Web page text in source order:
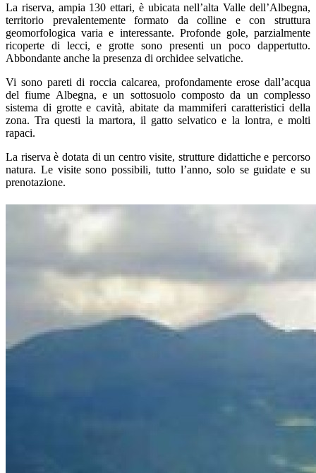
La riserva, ampia 130 ettari, è ubicata nell’alta Valle dell’Albegna,
territorio prevalentemente formato da colline e con struttura
geomorfologica varia e interessante. Profonde gole, parzialmente
ricoperte di lecci, e grotte sono presenti un poco dappertutto.
Abbondante anche la presenza di orchidee selvatiche.
Vi sono pareti di roccia calcarea, profondamente erose dall’acqua
del fiume Albegna, e un sottosuolo composto da un complesso
sistema di grotte e cavità, abitate da mammiferi caratteristici della
zona. Tra questi la martora, il gatto selvatico e la lontra, e molti
rapaci.
La riserva è dotata di un centro visite, strutture didattiche e percorso
natura. Le visite sono possibili, tutto l’anno, solo se guidate e su
prenotazione.